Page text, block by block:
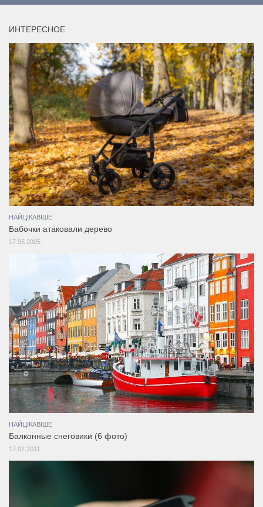
ИНТЕРЕСНОЕ
НАЙЦІКАВІШЕ
Бабочки атаковали дерево
17.05.2005
НАЙЦІКАВІШЕ
Балконные снеговики (6 фото)
17.02.2011